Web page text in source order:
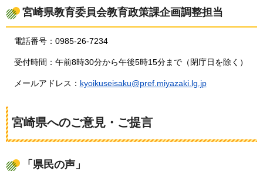
宮崎県教育委員会教育政策課企画調整担当
電話番号：0985-26-7234
受付時間：午前8時30分から午後5時15分まで（閉庁日を除く）
メールアドレス： kyoikuseisaku@pref.miyazaki.lg.jp
宮崎県へのご意見・ご提言
「県民の声」